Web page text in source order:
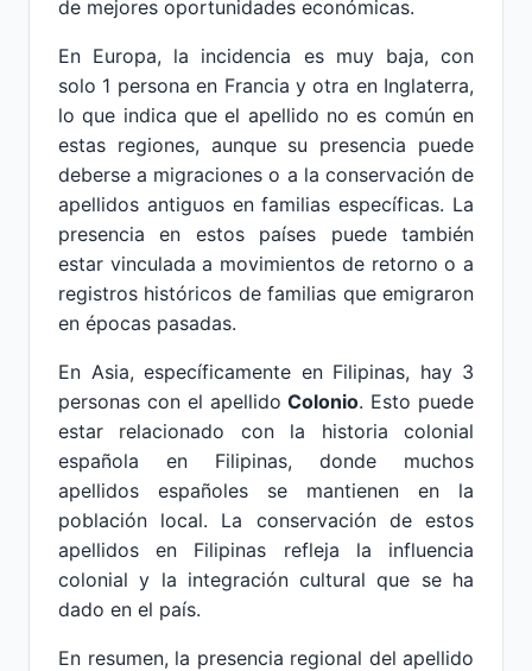
de mejores oportunidades económicas.
En Europa, la incidencia es muy baja, con
solo 1 persona en Francia y otra en Inglaterra,
lo que indica que el apellido no es común en
estas regiones, aunque su presencia puede
deberse a migraciones o a la conservación de
apellidos antiguos en familias específicas. La
presencia en estos países puede también
estar vinculada a movimientos de retorno o a
registros históricos de familias que emigraron
en épocas pasadas.
En Asia, específicamente en Filipinas, hay 3
personas con el apellidoColonio. Esto puede
estar relacionado con la historia colonial
española en Filipinas, donde muchos
apellidos españoles se mantienen en la
población local. La conservación de estos
apellidos en Filipinas refleja la influencia
colonial y la integración cultural que se ha
dado en el país.
En resumen, la presencia regional del apellido